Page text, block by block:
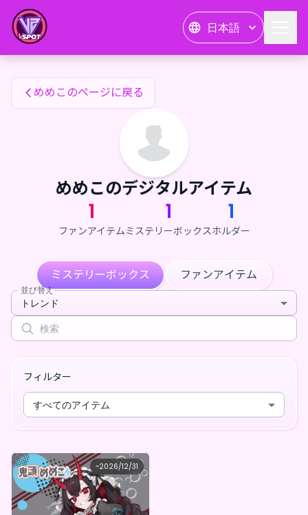
日本語
めめこのファンアイテム
めめこのページに戻る
めめこのデジタルアイテム
1
ファンアイテム
1
ミステリーボックス
1
ホルダー
ミステリーボックス ファンアイテム
並び替え
トレンド
フィルター
すべてのアイテム
~2026/12/31
めめこ
鬼頭めめこ デジタルグッズガチャ（全５種）
最低価格
¥1,000 購入はこちら
めめこのファンアイテム — 24karat